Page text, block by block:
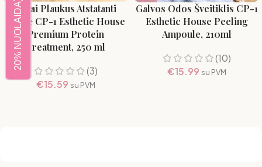
Giliai Plaukus Atstatanti
Kaukė CP-1 Esthetic House
Premium Protein
Treatment, 250 ml
(3)
€15.59 su PVM
Galvos Odos Šveitiklis CP-1
Esthetic House Peeling
Ampoule, 210ml
(10)
€15.99 su PVM
20% NUOLAIDA